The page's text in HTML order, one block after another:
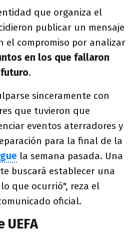
que organiza el
publicar un mensaje
el compromiso por analizar
en los que fallaron
.
sinceramente con
que tuvieron que
eventos aterradores y
para la final de la
la semana pasada. Una
buscará establecer una
que ocurrió", reza el
oficial.
UEFA